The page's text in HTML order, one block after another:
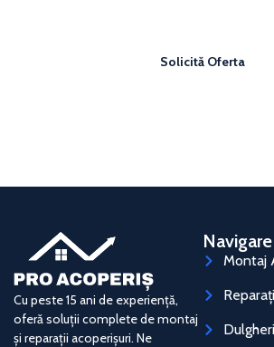
Solicită Oferta
Cu peste 15 ani de experiență,
oferă soluții complete de montaj
și reparații acoperișuri. Ne
Montaj